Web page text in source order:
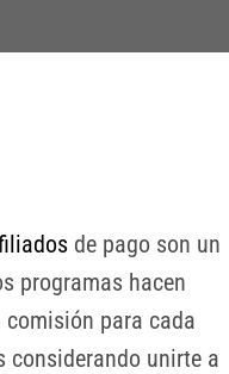
de pago son un
programas hacen
comisión para cada
considerando unirte a